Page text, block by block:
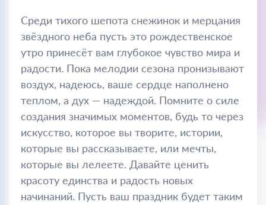
Среди тихого шепота снежинок и мерцания
звёздного неба пусть это рождественское
утро принесёт вам глубокое чувство мира и
радости. Пока мелодии сезона пронизывают
воздух, надеюсь, ваше сердце наполнено
теплом, а дух — надеждой. Помните о силе
создания значимых моментов, будь то через
искусство, которое вы творите, истории,
которые вы рассказываете, или мечты,
которые вы лелеете. Давайте ценить
красоту единства и радость новых
начинаний. Пусть ваш праздник будет таким